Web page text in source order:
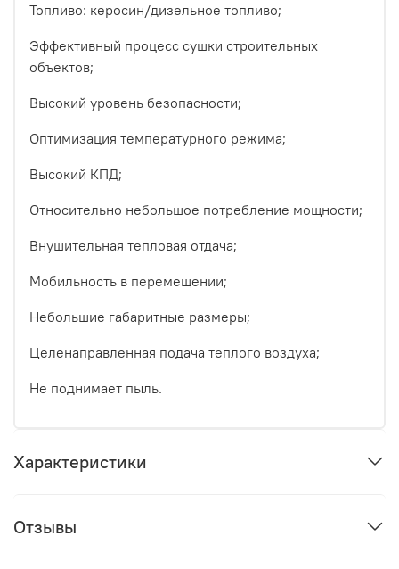
Топливо: керосин/дизельное топливо;
Эффективный процесс сушки строительных
объектов;
Высокий уровень безопасности;
Оптимизация температурного режима;
Высокий КПД;
Относительно небольшое потребление мощности;
Внушительная тепловая отдача;
Мобильность в перемещении;
Небольшие габаритные размеры;
Целенаправленная подача теплого воздуха;
Не поднимает пыль.
Характеристики
Отзывы